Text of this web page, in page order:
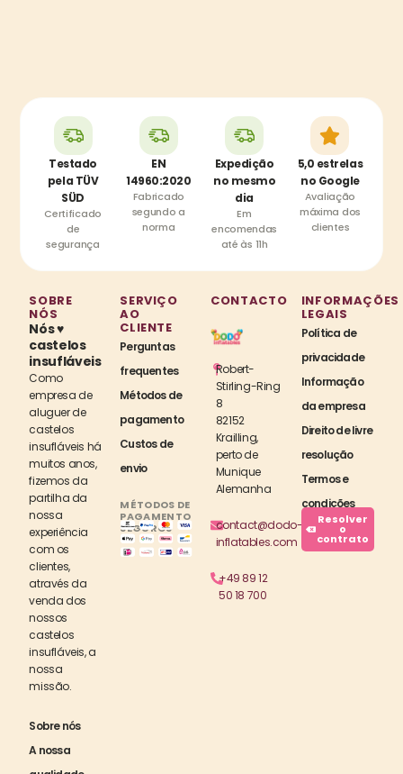
Testado
pela TÜV
SÜD
Certificado
de
segurança
EN
14960:2020
Fabricado
segundo a
norma
Expedição
no mesmo
dia
Em
encomendas
até às 11h
5,0 estrelas
no Google
Avaliação
máxima dos
clientes
SOBRE
NÓS
Nós ♥
castelos
insufláveis
Como
empresa de
aluguer de
castelos
insufláveis há
muitos anos,
fizemos da
partilha da
nossa
experiência
com os
clientes,
através da
venda dos
nossos
castelos
insufláveis, a
nossa
missão.
Sobre nós
A nossa
SERVIÇO
AO
CLIENTE
Perguntas
frequentes
Métodos de
pagamento
Custos de
envio
MÉTODOS DE
PAGAMENTO
SEGUROS
CONTACTO
Robert-
Stirling-Ring
8
82152
Krailling,
perto de
Munique
Alemanha
contact@dodo-
inflatables.com
+49 89 12
50 18 700
INFORMAÇÕES
LEGAIS
Política de
privacidade
Informação
da empresa
Direito de livre
resolução
Termos e
condições
Resolver
o
contrato